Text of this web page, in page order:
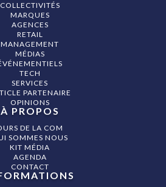
COLLECTIVITÉS
MARQUES
AGENCES
RETAIL
MANAGEMENT
MÉDIAS
TECH
SERVICES
PARTENAIRE
OPINIONS
À PROPOS
DE LA COM
SOMMES NOUS
KIT MÉDIA
AGENDA
CONTACT